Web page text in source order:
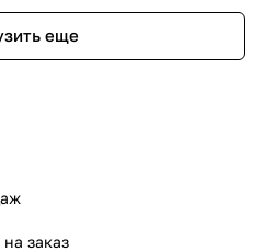
еще
заказ